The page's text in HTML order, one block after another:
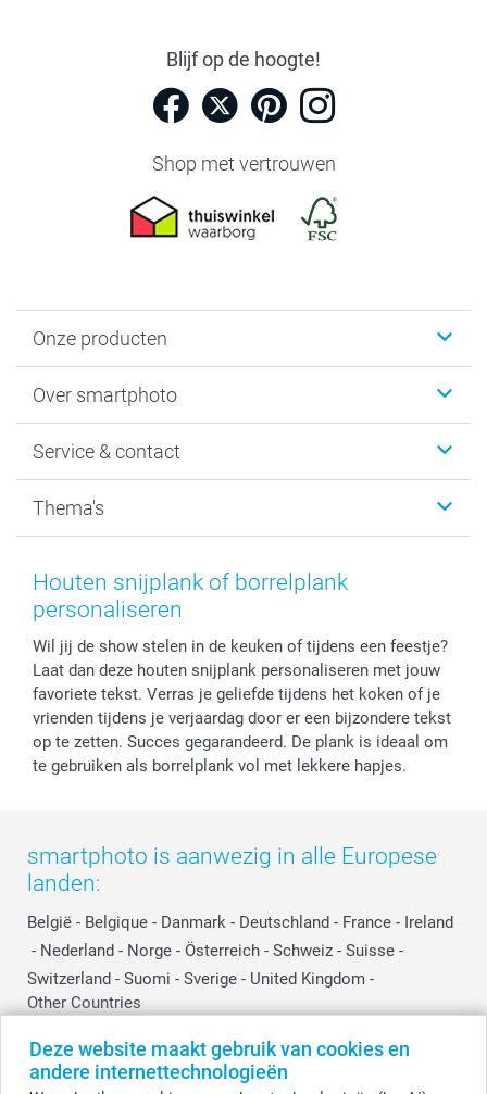
Deze website maakt gebruik van cookies en
andere internettechnologieën
Blijf op de hoogte!
Shop met vertrouwen
Onze producten
Fotoboeken
Fotocadeaus
Kaarten
Over smartphoto
Vacatures
Bestelproces
Herroepingsrecht
Privacy
Reviews
Prijslijst
Investor Relations
Service & contact
Tevredenheidsgarantie
Mijn orderstatus
smartbonus
service@smartphoto.nl
Affiliate partnerprogramma
Partnerships
Influencer partnerprogramma
Thema's
Baby
Moederdag
Huwelijk
Houten snijplank of borrelplank
personaliseren
Wil jij de show stelen in de keuken of tijdens een feestje?
Laat dan deze houten snijplank personaliseren met jouw
favoriete tekst. Verras je geliefde tijdens het koken of je
vrienden tijdens je verjaardag door er een bijzondere tekst
op te zetten. Succes gegarandeerd. De plank is ideaal om
te gebruiken als borrelplank vol met lekkere hapjes.
smartphoto is aanwezig in alle Europese
landen:
België - Belgique - Danmark - Deutschland - France - Ireland
- Nederland - Norge - Österreich - Schweiz - Suisse -
Switzerland - Suomi - Sverige - United Kingdom -
Other Countries
Alle prijzen zijn in EURO (€) inclusief BTW en exclusief verzendkosten.